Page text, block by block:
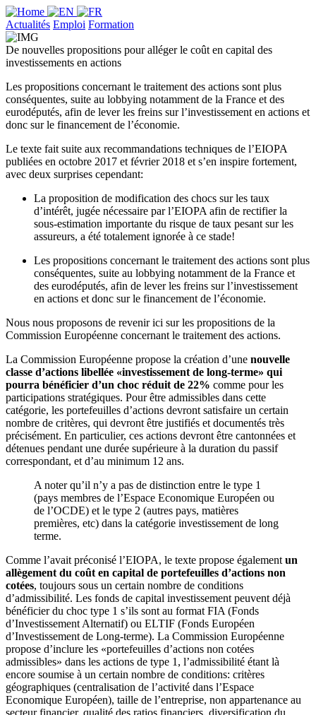
Actualités Emploi Formation
De nouvelles propositions pour alléger le coût en capital des
investissements en actions
Les propositions concernant le traitement des actions sont plus
conséquentes, suite au lobbying notamment de la France et des
eurodéputés, afin de lever les freins sur l’investissement en actions et
donc sur le financement de l’économie.
Le texte fait suite aux recommandations techniques de l’EIOPA
publiées en octobre 2017 et février 2018 et s’en inspire fortement,
avec deux surprises cependant:
La proposition de modification des chocs sur les taux
d’intérêt, jugée nécessaire par l’EIOPA afin de rectifier la
sous-estimation importante du risque de taux pesant sur les
assureurs, a été totalement ignorée à ce stade!
Les propositions concernant le traitement des actions sont plus
conséquentes, suite au lobbying notamment de la France et
des eurodéputés, afin de lever les freins sur l’investissement
en actions et donc sur le financement de l’économie.
Nous nous proposons de revenir ici sur les propositions de la
Commission Européenne concernant le traitement des actions.
La Commission Européenne propose la création d’une nouvelle
classe d’actions libellée «investissement de long-terme» qui
pourra bénéficier d’un choc réduit de 22% comme pour les
participations stratégiques. Pour être admissibles dans cette
catégorie, les portefeuilles d’actions devront satisfaire un certain
nombre de critères, qui devront être justifiés et documentés très
précisément. En particulier, ces actions devront être cantonnées et
détenues pendant une durée supérieure à la duration du passif
correspondant, et d’au minimum 12 ans.
A noter qu’il n’y a pas de distinction entre le type 1
(pays membres de l’Espace Economique Européen ou
de l’OCDE) et le type 2 (autres pays, matières
premières, etc) dans la catégorie investissement de long
terme.
Comme l’avait préconisé l’EIOPA, le texte propose également un
allègement du coût en capital de portefeuilles d’actions non
cotées, toujours sous un certain nombre de conditions
d’admissibilité. Les fonds de capital investissement peuvent déjà
bénéficier du choc type 1 s’ils sont au format FIA (Fonds
d’Investissement Alternatif) ou ELTIF (Fonds Européen
d’Investissement de Long-terme). La Commission Européenne
propose d’inclure les «portefeuilles d’actions non cotées
admissibles» dans les actions de type 1, l’admissibilité étant là
encore soumise à un certain nombre de conditions: critères
géographiques (centralisation de l’activité dans l’Espace
Economique Européen), taille de l’entreprise, non appartenance au
secteur financier, qualité des ratios financiers, diversification du